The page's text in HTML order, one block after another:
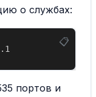
о службах:
портов и